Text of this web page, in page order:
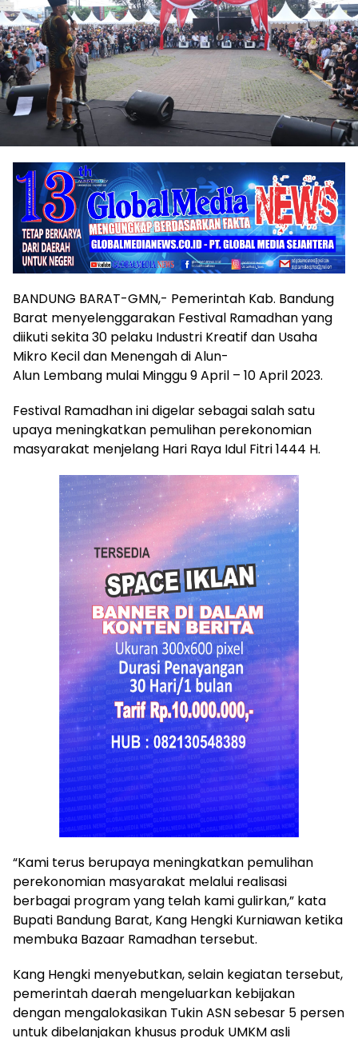
BANDUNG BARAT-GMN,- Pemerintah Kab. Bandung
Barat menyelenggarakan Festival Ramadhan yang
diikuti sekita 30 pelaku Industri Kreatif dan Usaha
Mikro Kecil dan Menengah di Alun-
Alun Lembang mulai Minggu 9 April – 10 April 2023.
Festival Ramadhan ini digelar sebagai salah satu
upaya meningkatkan pemulihan perekonomian
masyarakat menjelang Hari Raya Idul Fitri 1444 H.
“Kami terus berupaya meningkatkan pemulihan
perekonomian masyarakat melalui realisasi
berbagai program yang telah kami gulirkan,” kata
Bupati Bandung Barat, Kang Hengki Kurniawan ketika
membuka Bazaar Ramadhan tersebut.
Kang Hengki menyebutkan, selain kegiatan tersebut,
pemerintah daerah mengeluarkan kebijakan
dengan mengalokasikan Tukin ASN sebesar 5 persen
untuk dibelanjakan khusus produk UMKM asli